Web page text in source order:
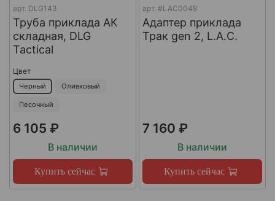
арт. DLG143
Труба приклада АК
складная, DLG
Tactical
Цвет
Черный Оливковый
Песочный
6 105 ₽
В наличии
Купить сейчас
арт. #LAC0048
Адаптер приклада
Трак gen 2, L.A.C.
7 160 ₽
В наличии
Купить сейчас